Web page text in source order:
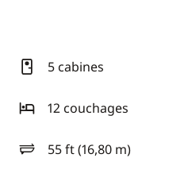
5 cabines
12 couchages
55 ft (16,80 m)
longueur